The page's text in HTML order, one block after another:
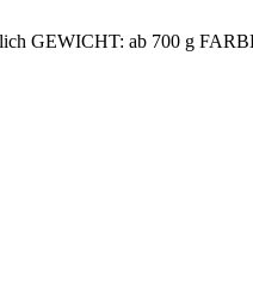
GEWICHT: ab 700 g